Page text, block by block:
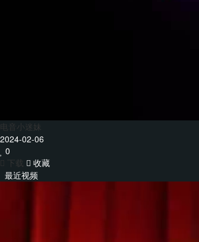
电音小迷妹
2024-02-06
0
下载
收藏
最近视频